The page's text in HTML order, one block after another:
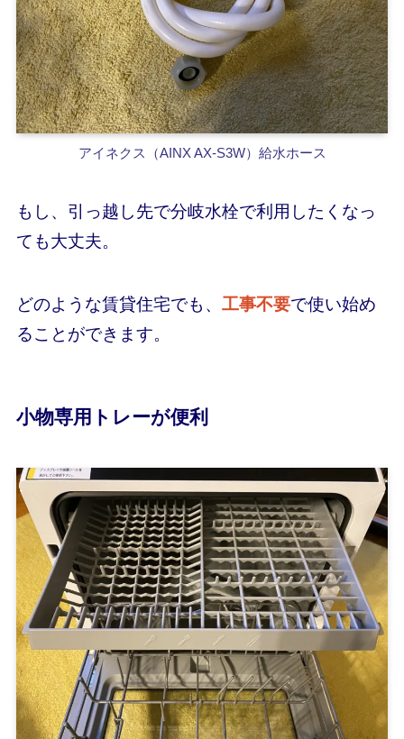
アイネクス（AINX AX-S3W）給水ホース
もし、引っ越し先で分岐水栓で利用したくなっ
ても大丈夫。
どのような賃貸住宅でも、 工事不要で使い始め
ることができます。
小物専用トレーが便利